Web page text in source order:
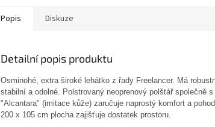
Popis Diskuze
Detailní popis produktu
Osminohé, extra široké lehátko z řady Freelancer. Má
stabilní a odolné. Polstrovaný neoprenový polštář společně
"Alcantara" (imitace kůže) zaručuje naprostý komfort a
200 x 105 cm plocha zajišťuje dostatek prostoru.